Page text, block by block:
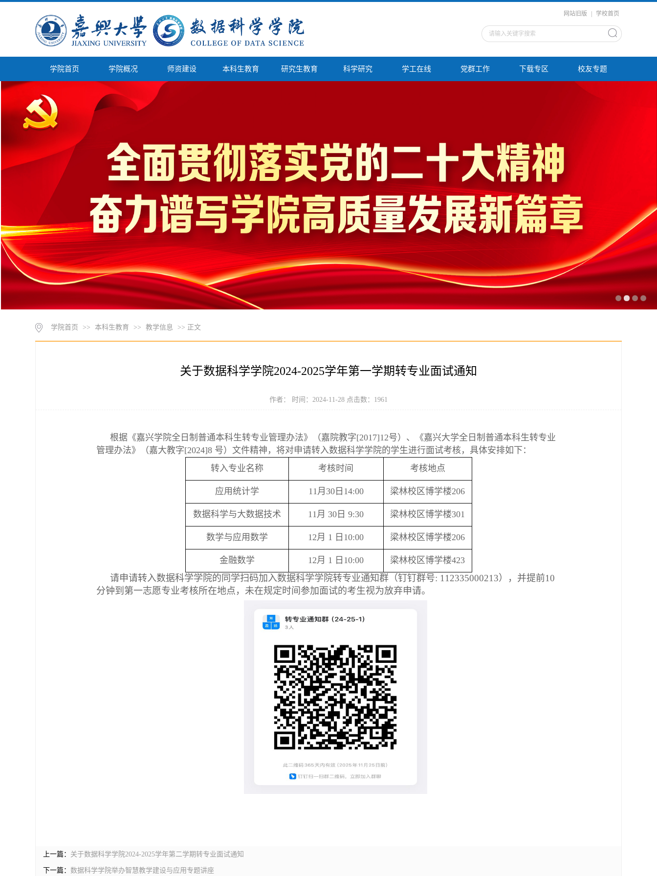
网站旧版 学校首页
学院首页 学院概况 师资建设 本科生教育 研究生教育 科学研究 学工在线 党群工作 下载专区 校友专题
学院首页 >> 本科生教育 >> 教学信息 >> 正文
关于数据科学学院2024-2025学年第一学期转专业面试通知
作者： 时间：2024-11-28 点击数： 1961
根据《嘉兴学院全日制普通本科生转专业管理办法》（嘉院教字[2017]12号）、《嘉兴大学全日制普通本科生转专业
管理办法》（嘉大教字[2024]8 号）文件精神，将对申请转入数据科学学院的学生进行面试考核，具体安排如下：
转入专业名称
考核时间 考核地点
应用统计学 11月30日14:00 梁林校区博学楼206
数据科学与大数据技术 11月 30日 9:30 梁林校区博学楼301
数学与应用数学 12月 1 日10:00 梁林校区博学楼206
金融数学 12月 1 日10:00 梁林校区博学楼423
请申请转入数据科学学院的同学扫码加入数据科学学院转专业通知群（钉钉群号: 112335000213），并提前10
分钟到第一志愿专业考核所在地点，未在规定时间参加面试的考生视为放弃申请。
上一篇： 关于数据科学学院2024-2025学年第二学期转专业面试通知
下一篇： 数据科学学院举办智慧教学建设与应用专题讲座